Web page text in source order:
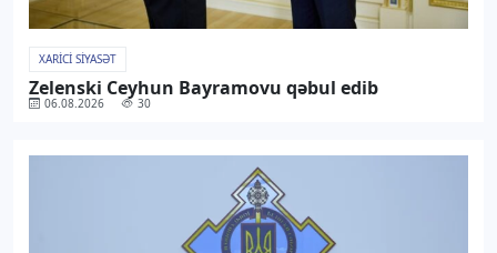
XARICI SIYASƏT
Zelenski Ceyhun Bayramovu qəbul edib
06.08.2026 30